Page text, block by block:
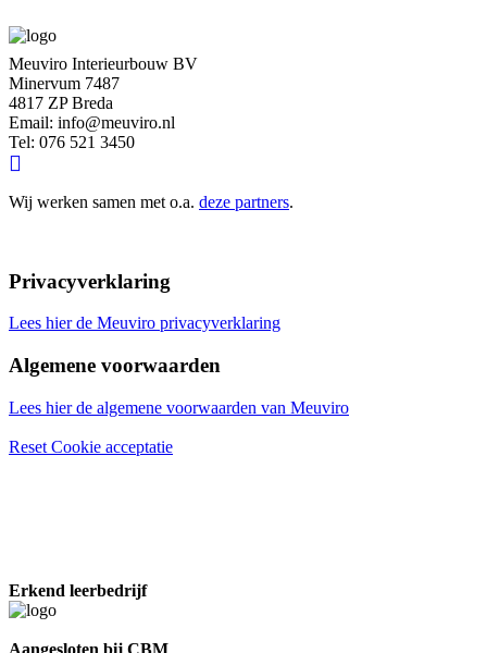
Meuviro Interieurbouw BV
Minervum 7487
4817 ZP Breda
Email: info@meuviro.nl
Tel: 076 521 3450
Wij werken samen met o.a. deze partners.
Privacyverklaring
Lees hier de Meuviro privacyverklaring
Algemene voorwaarden
Lees hier de algemene voorwaarden van Meuviro
Reset Cookie acceptatie
Erkend leerbedrijf
Aangesloten bij CBM